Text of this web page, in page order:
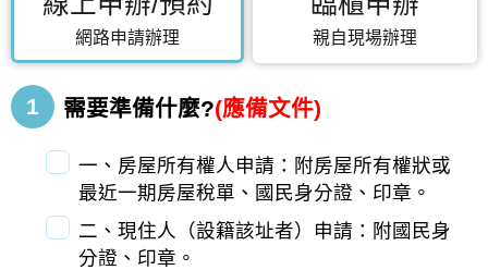
網路申請辦理 親自現場辦理
1 需要準備什麼?(應備文件)
一、房屋所有權人申請：附房屋所有權狀或
最近一期房屋稅單、國民身分證、印章。
二、現住人（設籍該址者）申請：附國民身
分證、印章。